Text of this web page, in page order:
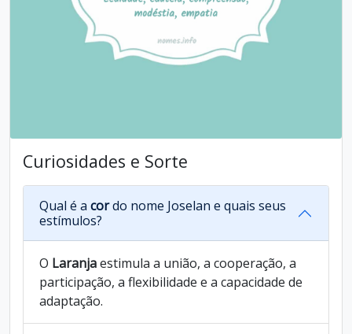
Curiosidades e Sorte
Qual é a cordo nome Joselan e quais seus
estímulos?
O Laranjaestimula a união, a cooperação, a
participação, a flexibilidade e a capacidade de
adaptação.